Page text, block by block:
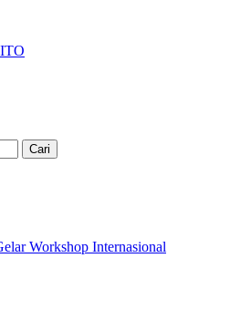
Workshop Internasional